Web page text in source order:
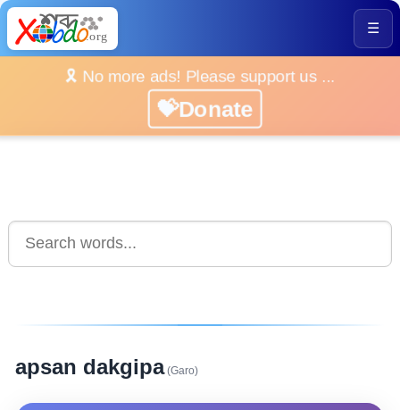
☰
🎗️ No more ads! Please support us ...
💝Donate
apsan dakgipa(Garo)